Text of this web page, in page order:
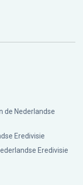
de Nederlandse
Eredivisie
Eredivisie